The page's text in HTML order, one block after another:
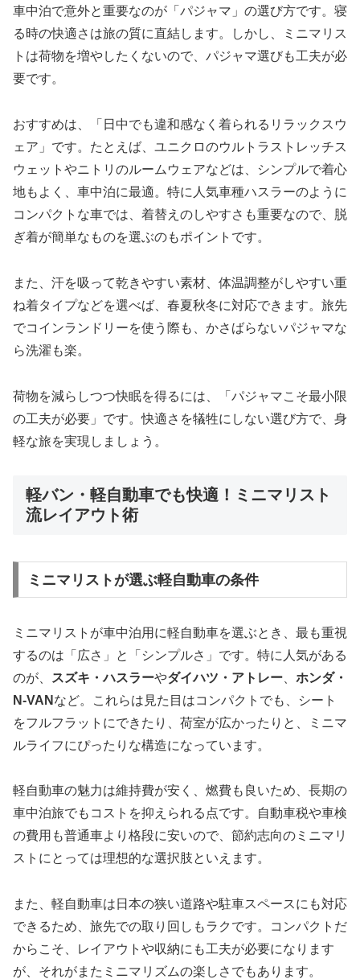
車中泊で意外と重要なのが「パジャマ」の選び方です。寝
る時の快適さは旅の質に直結します。しかし、ミニマリス
トは荷物を増やしたくないので、パジャマ選びも工夫が必
要です。
おすすめは、「日中でも違和感なく着られるリラックスウ
ェア」です。たとえば、ユニクロのウルトラストレッチス
ウェットやニトリのルームウェアなどは、シンプルで着心
地もよく、車中泊に最適。特に人気車種ハスラーのように
コンパクトな車では、着替えのしやすさも重要なので、脱
ぎ着が簡単なものを選ぶのもポイントです。
また、汗を吸って乾きやすい素材、体温調整がしやすい重
ね着タイプなどを選べば、春夏秋冬に対応できます。旅先
でコインランドリーを使う際も、かさばらないパジャマな
ら洗濯も楽。
荷物を減らしつつ快眠を得るには、「パジャマこそ最小限
の工夫が必要」です。快適さを犠牲にしない選び方で、身
軽な旅を実現しましょう。
軽バン・軽自動車でも快適！ミニマリスト
流レイアウト術
ミニマリストが選ぶ軽自動車の条件
ミニマリストが車中泊用に軽自動車を選ぶとき、最も重視
するのは「広さ」と「シンプルさ」です。特に人気がある
のが、
スズキ・ハスラーやダイハツ・アトレー
ホンダ・
N-VAN など。これらは見た目はコンパクトでも、シート
をフルフラットにできたり、荷室が広かったりと、ミニマ
ルライフにぴったりな構造になっています。
軽自動車の魅力は維持費が安く、燃費も良いため、長期の
車中泊旅でもコストを抑えられる点です。自動車税や車検
の費用も普通車より格段に安いので、節約志向のミニマリ
ストにとっては理想的な選択肢といえます。
また、軽自動車は日本の狭い道路や駐車スペースにも対応
できるため、旅先での取り回しもラクです。コンパクトだ
からこそ、レイアウトや収納にも工夫が必要になります
が、それがまたミニマリズムの楽しさでもあります。